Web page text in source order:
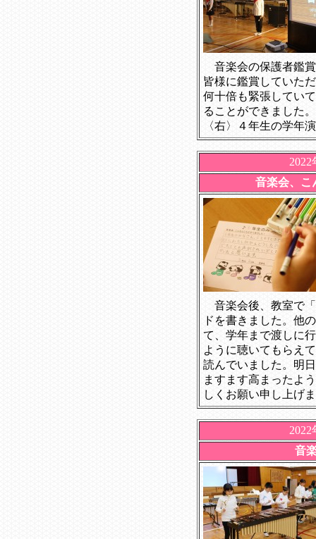
音楽会の保護者鑑
皆様に鑑賞していた
何十倍も緊張してい
ることができました
〈右〉４年生の学年
音楽会、こ
音楽会後、教室で
ドを書きました。他
て、学年まで渡しに
ように聴いてもらえ
読んでいました。明
ますます高まったよ
しくお願い申し上げ
音